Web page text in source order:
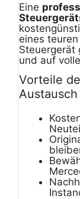
Eine
eines
Steuergerät
und auf
Vorteile
Austausch